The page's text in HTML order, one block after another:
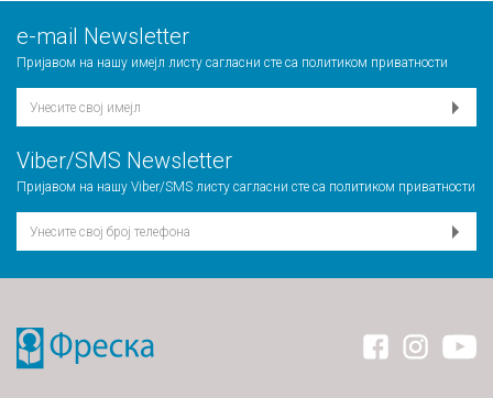
е-mail Newsletter
Пријавом на нашу имејл листу сагласни сте са политиком приватности
Viber/SMS Newsletter
Пријавом на нашу Viber/SMS листу сагласни сте са политиком приватности